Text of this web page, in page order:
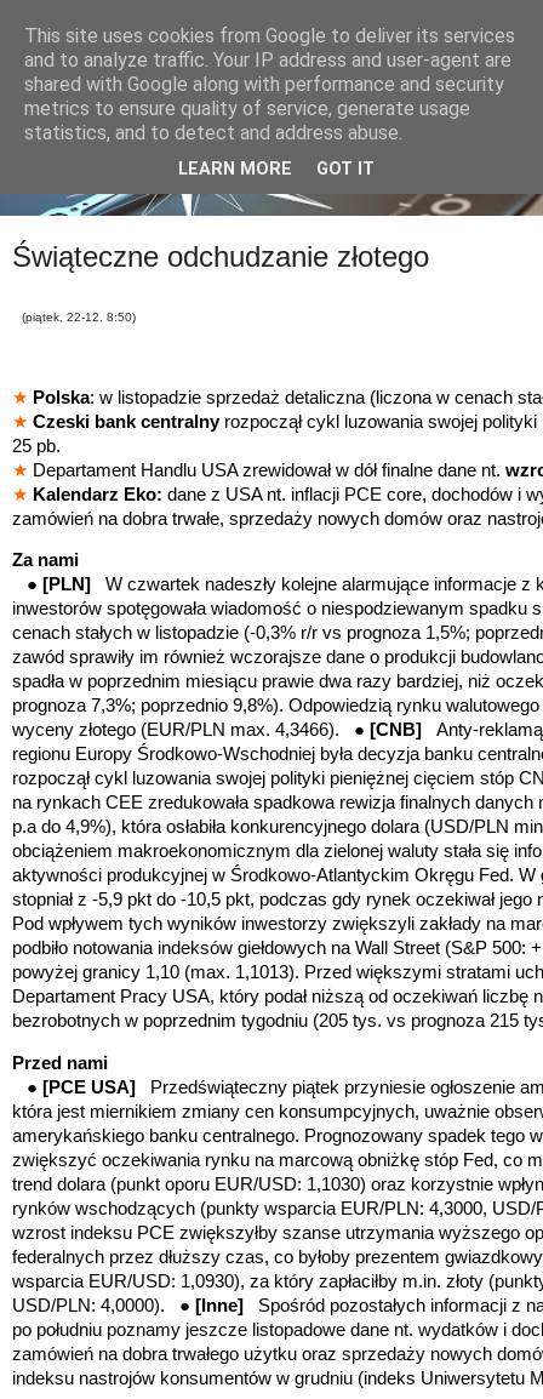
Świąteczne odchudzanie złotego
(piątek, 22-12, 8:50)
★ Polska: w listopadzie sprzedaż detaliczna (liczona w cenach
★ Czeski bank centralnyrozpoczął cykl luzowania swojej
25 pb.
★ Departament Handlu USA zrewidował w dół finalne dane nt.
★ Kalendarz Eko: dane z USA nt. inflacji PCE core, dochodów i
zamówień na dobra trwałe, sprzedaży nowych domów oraz
Za nami
● [PLN] W czwartek nadeszły kolejne alarmujące informacje z
inwestorów spotęgowała wiadomość o niespodziewanym spadku
cenach stałych w listopadzie (-0,3% r/r vs prognoza 1,5%;
zawód sprawiły im również wczorajsze dane o produkcji
spadła w poprzednim miesiącu prawie dwa razy bardziej, niż
prognoza 7,3%; poprzednio 9,8%). Odpowiedzią rynku
wyceny złotego (EUR/PLN max. 4,3466). ● [CNB] Anty-
regionu Europy Środkowo-Wschodniej była decyzja banku
rozpoczął cykl luzowania swojej polityki pieniężnej cięciem stóp
na rynkach CEE zredukowała spadkowa rewizja finalnych danych
p.a do 4,9%), która osłabiła konkurencyjnego dolara (USD/PLN
obciążeniem makroekonomicznym dla zielonej waluty stała się
aktywności produkcyjnej w Środkowo-Atlantyckim Okręgu Fed. W
stopniał z -5,9 pkt do -10,5 pkt, podczas gdy rynek oczekiwał jego
Pod wpływem tych wyników inwestorzy zwiększyli zakłady na
podbiło notowania indeksów giełdowych na Wall Street (S&P 500:
powyżej granicy 1,10 (max. 1,1013). Przed większymi stratami
Departament Pracy USA, który podał niższą od oczekiwań liczbę
bezrobotnych w poprzednim tygodniu (205 tys. vs prognoza 215
Przed nami
● [PCE USA]
Przedświąteczny piątek przyniesie ogłoszenie
która jest miernikiem zmiany cen konsumpcyjnych, uważnie
amerykańskiego banku centralnego. Prognozowany spadek tego
zwiększyć oczekiwania rynku na marcową obniżkę stóp Fed, co
trend dolara (punkt oporu EUR/USD: 1,1030) oraz korzystnie
rynków wschodzących (punkty wsparcia EUR/PLN: 4,3000, USD/
wzrost indeksu PCE zwiększyłby szanse utrzymania wyższego
federalnych przez dłuższy czas, co byłoby prezentem
wsparcia EUR/USD: 1,0930), za który zapłaciłby m.in. złoty
USD/PLN: 4,0000). ● [Inne] Spośród pozostałych informacji z
po południu poznamy jeszcze listopadowe dane nt. wydatków i
zamówień na dobra trwałego użytku oraz sprzedaży nowych
indeksu nastrojów konsumentów w grudniu (indeks Uniwersytetu
This site uses cookies from Google to deliver its services
and to analyze traffic. Your IP address and user-agent are
shared with Google along with performance and security
metrics to ensure quality of service, generate usage
statistics, and to detect and address abuse.
LEARN MORE GOT IT